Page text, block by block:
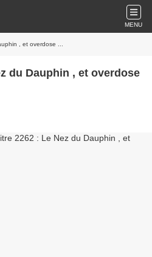
MENU
, et overdose ...
du Dauphin , et overdose